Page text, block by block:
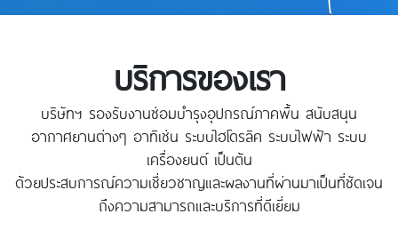
บริการของเรา
บริษัทฯ รองรับงานซ่อมบำรุงอุปกรณ์ภาคพื้น สนับสนุน
อากาศยานต่างๆ อาทิเช่น ระบบไฮโดรลิค ระบบไฟฟ้า ระบบ
เครื่องยนต์ เป็นต้น
ด้วยประสบการณ์ความเชี่ยวชาญและผลงานที่ผ่านมาเป็นที่ชัดเจน
ถึงความสามารถและบริการที่ดีเยี่ยม